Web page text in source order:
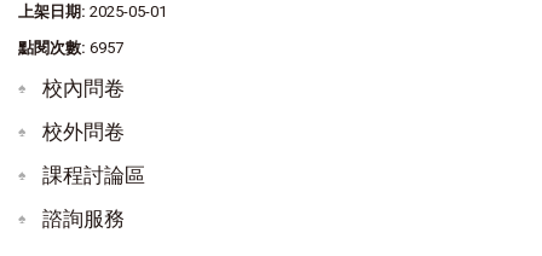
上架日期: 2025-05-01
點閱次數: 6957
校內問卷
校外問卷
課程討論區
諮詢服務